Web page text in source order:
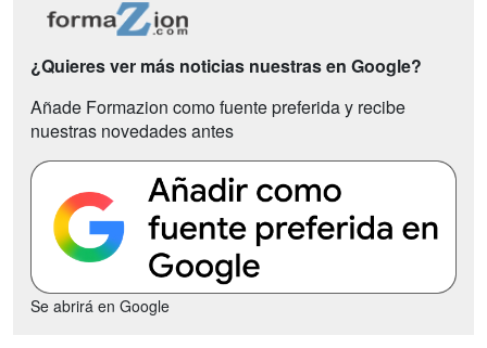
¿Quieres ver más noticias nuestras en Google?
Añade Formazion como fuente preferida y recibe
nuestras novedades antes
Se abrirá en Google